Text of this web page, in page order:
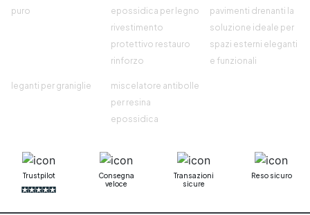
puro
epossidica per legno
rivestimento
protettivo restauro
rinforzo
pavimenti drenanti la
soluzione ideale per
spazi esterni eleganti
e funzionali
leganti per graniglie
miscelatore antibolle
per resina
epossidica
Trustpilot
Consegna
veloce
Transazioni
sicure
Reso sicuro